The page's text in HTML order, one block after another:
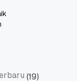
(19)